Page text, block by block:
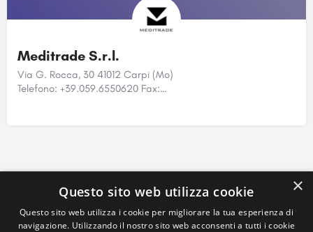
Meditrade S.r.l.
Via G. Rocca, 30 41012 Carpi (Mo)
Telefono: +39.059.6550620 Fax:…
×
Questo sito web utilizza cookie
Questo sito web utilizza i cookie per migliorare la tua esperienza di
navigazione. Utilizzando il nostro sito web acconsenti a tutti i cookie